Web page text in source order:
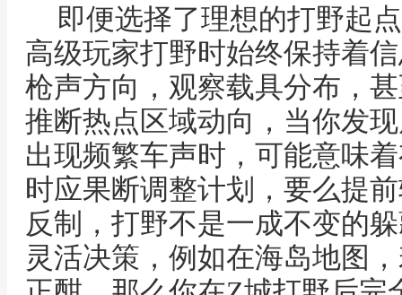
即便选择了理想的打野起
高级玩家打野时始终保持着
枪声方向，观察载具分布，
推断热点区域动向，当你发
出现频繁车声时，可能意味
时应果断调整计划，要么提
反制，打野不是一成不变的
灵活决策，例如在海岛地图